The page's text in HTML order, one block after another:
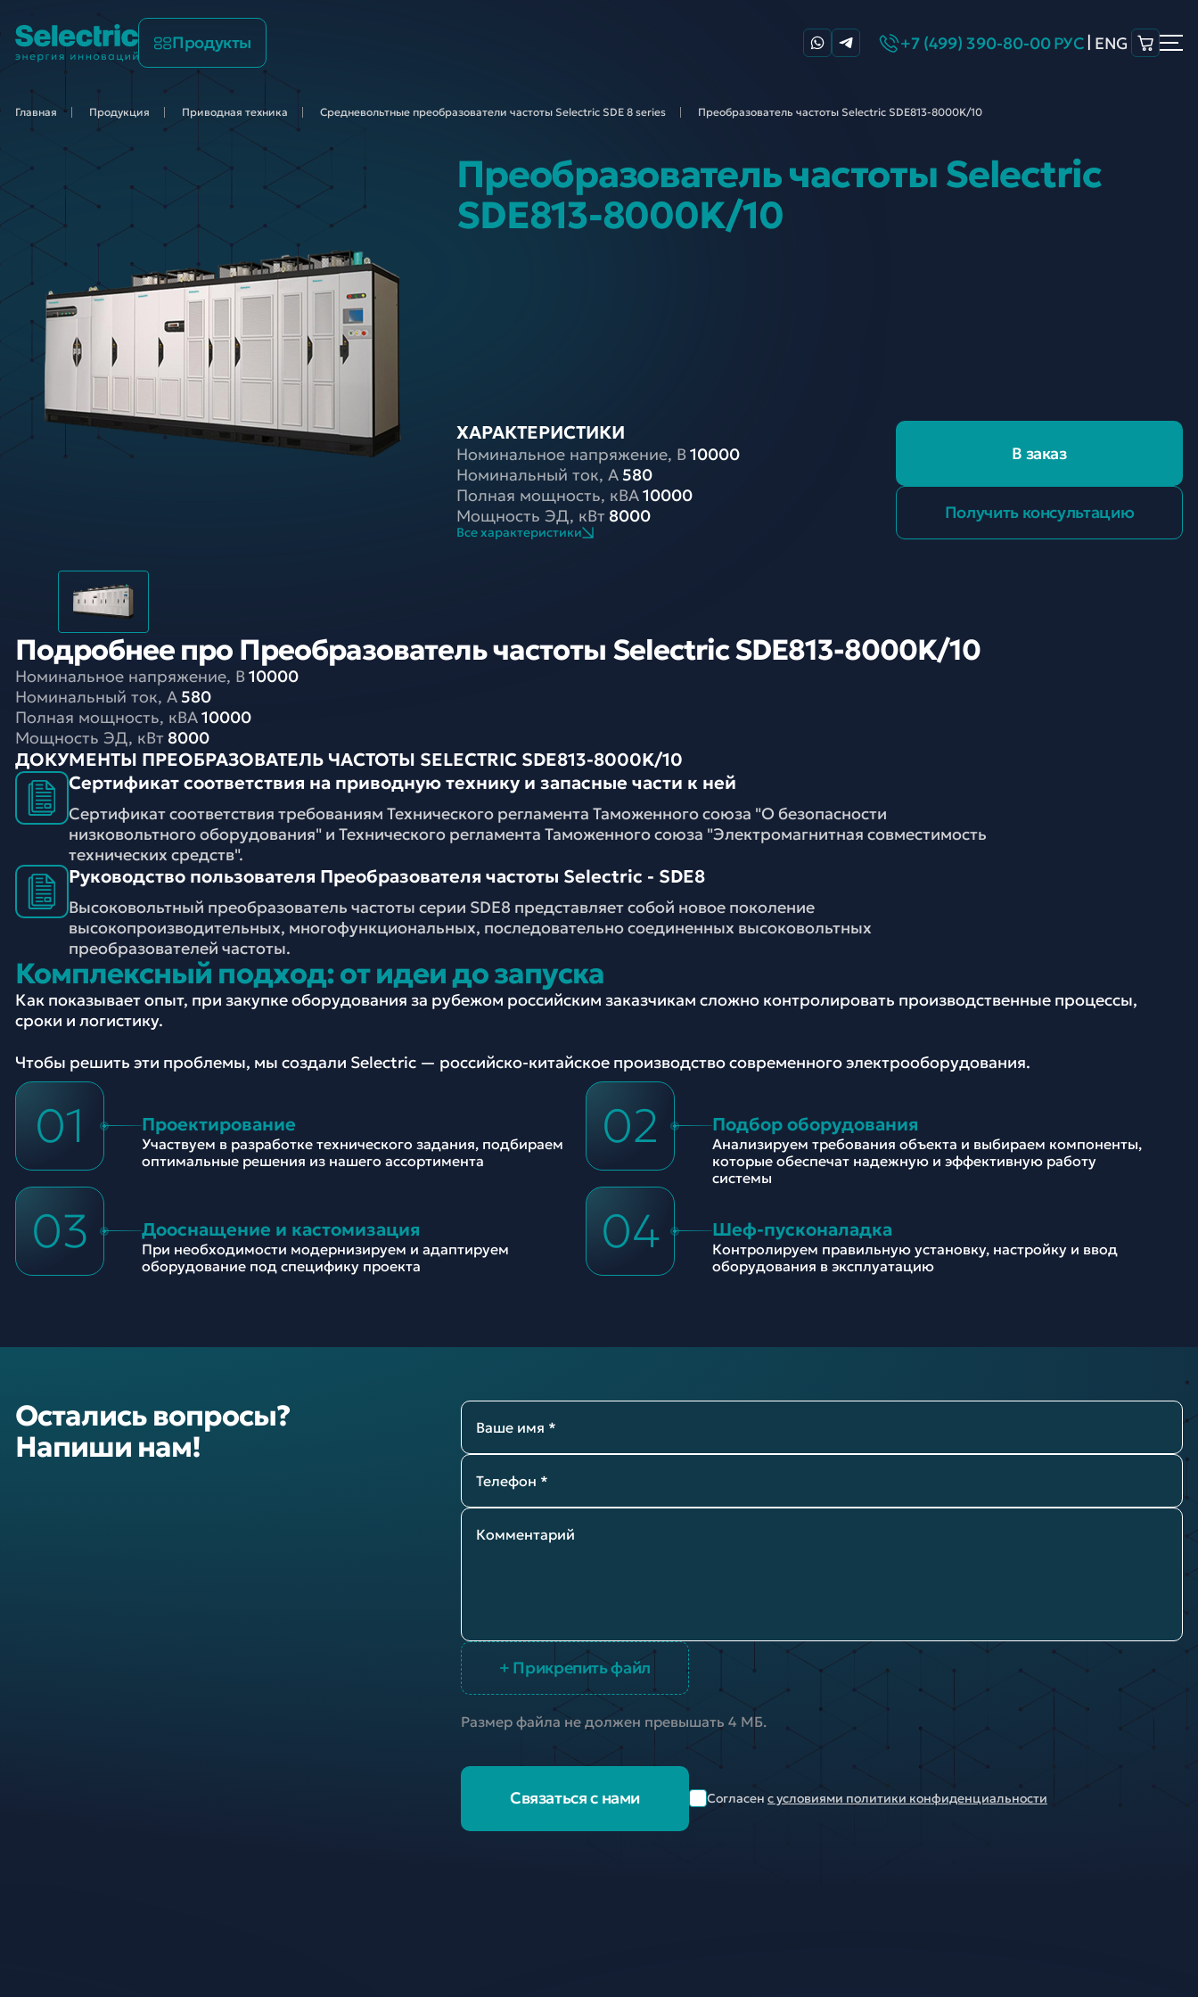
Продукты +7 (499) 390-80-00РУС ENG
Главная Продукция Приводная техника Средневольтные преобразователи частоты Selectric SDE 8 series Преобразователь частоты Selectric SDE813-8000K/10
Преобразователь частоты Selectric
SDE813-8000K/10
ХАРАКТЕРИСТИКИ
Номинальное напряжение, В10000
Номинальный ток, A580
Полная мощность, кВА10000
Мощность ЭД, кВт 8000
Все характеристики
В заказ
Получить консультацию
Подробнее про Преобразователь частоты Selectric SDE813-8000K/10
Номинальное напряжение, В10000
Номинальный ток, A 580
Полная мощность, кВА10000
Мощность ЭД, кВт 8000
ДОКУМЕНТЫ ПРЕОБРАЗОВАТЕЛЬ ЧАСТОТЫ SELECTRIC SDE813-8000K/10
Сертификат соответствия на приводную технику и запасные части к ней
Сертификат соответствия требованиям Технического регламента Таможенного союза "О безопасности
низковольтного оборудования" и Технического регламента Таможенного союза "Электромагнитная совместимость
технических средств".
Руководство пользователя Преобразователя частоты Selectric - SDE8
Высоковольтный преобразователь частоты серии SDE8 представляет собой новое поколение
высокопроизводительных, многофункциональных, последовательно соединенных высоковольтных
преобразователей частоты.
Комплексный подход: от идеи до запуска
Как показывает опыт, при закупке оборудования за рубежом российским заказчикам сложно контролировать производственные процессы,
сроки и логистику.
Чтобы решить эти проблемы, мы создали Selectric — российско-китайское производство современного электрооборудования.
01 Проектирование
Участвуем в разработке технического задания, подбираем
оптимальные решения из нашего ассортимента
02 Подбор оборудования
Анализируем требования объекта и выбираем компоненты,
которые обеспечат надежную и эффективную работу
системы
03 Дооснащение и кастомизация
При необходимости модернизируем и адаптируем
оборудование под специфику проекта
04 Шеф-пусконаладка
Контролируем правильную установку, настройку и ввод
оборудования в эксплуатацию
Остались вопросы?
Напиши нам!
Ваше имя *
Телефон *
Комментарий
+ Прикрепить файл
Размер файла не должен превышать 4 МБ.
Согласен с условиями политики конфиденциальности
Связаться с нами